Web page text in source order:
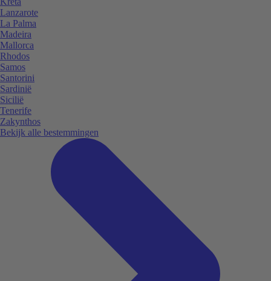
Lanzarote
La Palma
Madeira
Mallorca
Rhodos
Samos
Santorini
Sardinië
Sicilië
Tenerife
Zakynthos
Bekijk alle bestemmingen